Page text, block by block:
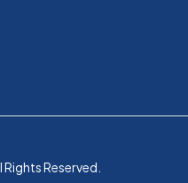
Reserved.